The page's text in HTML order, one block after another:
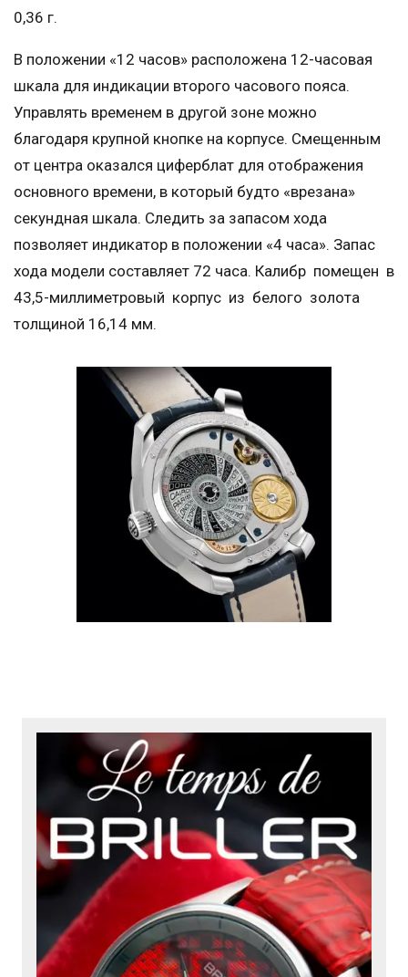
0,36 г.
В положении «12 часов» расположена 12-часовая
шкала для индикации второго часового пояса.
Управлять временем в другой зоне можно
благодаря крупной кнопке на корпусе. Смещенным
от центра оказался циферблат для отображения
основного времени, в который будто «врезана»
секундная шкала. Следить за запасом хода
позволяет индикатор в положении «4 часа». Запас
хода модели составляет 72 часа. Калибр помещен в
43,5-миллиметровый корпус из белого золота
толщиной 16,14 мм.